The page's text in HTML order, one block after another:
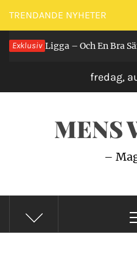
Hoppa
till
innehåll
TRENDANDE NYHETER
Exklusiv
Man Ligga – Och En Bra Säng
fredag,
MENS
–